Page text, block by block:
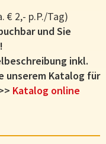
€ 2,- p.P./Tag)
und Sie
inkl.
unserem Katalog für
Katalog online